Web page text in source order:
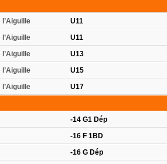
U11
U11
l’Aiguille U13
U15
U17
-14 G1 Dép
-16 F 1BD
-16 G Dép